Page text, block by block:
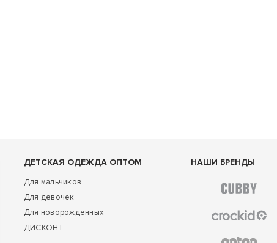
ДЕТСКАЯ ОДЕЖДА ОПТОМ
Для мальчиков
Для девочек
Для новорожденных
ДИСКОНТ
НАШИ БРЕНДЫ